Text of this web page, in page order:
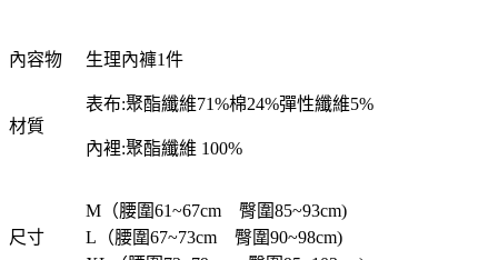
內容物 生理內褲1件
材質
表布:聚酯纖維71%棉24%彈性纖維5%
內裡:聚酯纖維 100%
尺寸
M（腰圍61~67cm 臀圍85~93cm)
L（腰圍67~73cm 臀圍90~98cm)